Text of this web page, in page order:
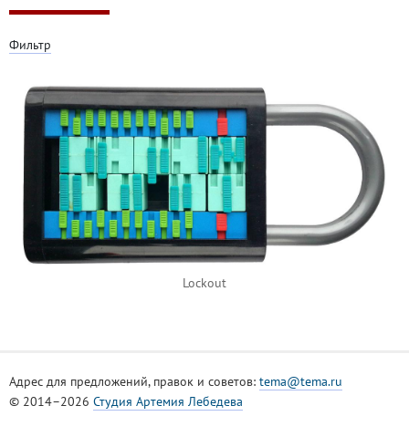
Lockout
Фильтр
Адрес для предложений, правок и советов: tema@tema.ru
© 2014–2026 Студия Артемия Лебедева